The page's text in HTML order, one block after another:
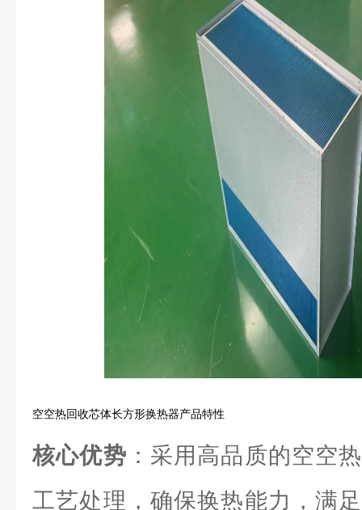
空空热回收芯体长方形换热器产品特性
核心优势 ：采用高品质的空空
工艺处理，确保换热能力，满